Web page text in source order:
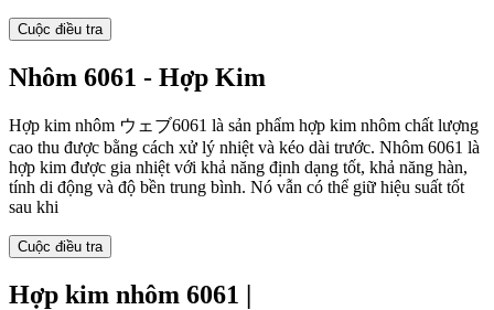
Cuộc điều tra
Nhôm 6061 - Hợp Kim
Hợp kim nhôm ウェブ6061 là sản phẩm hợp kim nhôm chất lượng
cao thu được bằng cách xử lý nhiệt và kéo dài trước. Nhôm 6061 là
hợp kim được gia nhiệt với khả năng định dạng tốt, khả năng hàn,
tính di động và độ bền trung bình. Nó vẫn có thể giữ hiệu suất tốt
sau khi
Cuộc điều tra
Hợp kim nhôm 6061 |